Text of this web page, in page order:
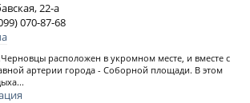
22-а
070-87-68
расположен в укромном месте, и вместе с
артерии города - Соборной площади. В этом